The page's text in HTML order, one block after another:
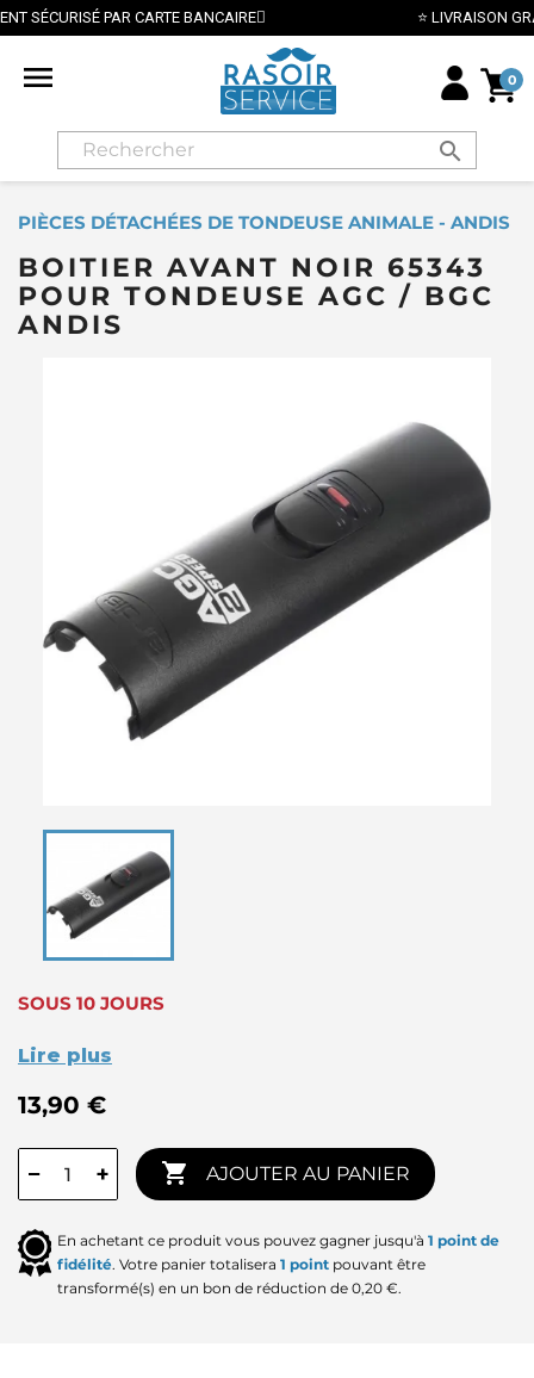
CARTE BANCAIRE ⭐ LIVRAISON GRATUITE EN
 0
search
PIÈCES DÉTACHÉES DE TONDEUSE ANIMALE - ANDIS
BOITIER AVANT NOIR 65343
POUR TONDEUSE AGC / BGC
ANDIS
SOUS 10 JOURS
Lire plus
13,90 €
− +  AJOUTER AU PANIER
En achetant ce produit vous pouvez gagner jusqu'à 1 point de
fidélité. Votre panier totalisera 1 point pouvant être
transformé(s) en un bon de réduction de 0,20 €.